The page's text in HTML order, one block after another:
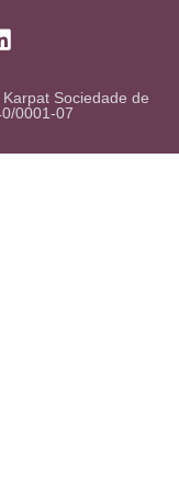
Sociedade de
0001-07